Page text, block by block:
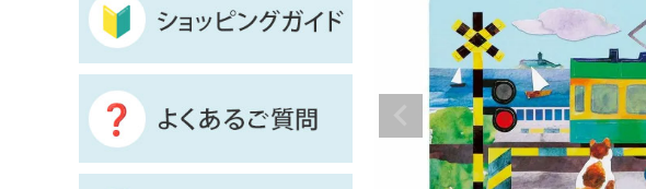
すべての商品
新着商品
診断チャート